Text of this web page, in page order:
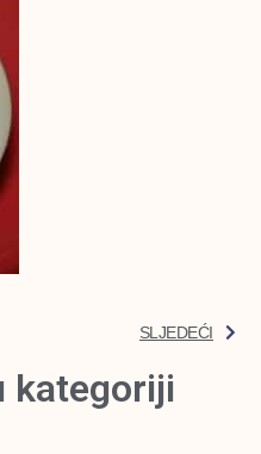
SLJEDEĆI
kategoriji